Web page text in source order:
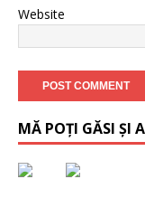
Website
MĂ POȚI GĂSI ȘI